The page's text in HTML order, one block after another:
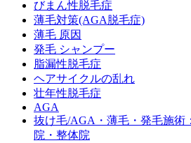
びまん性脱毛症
薄毛対策(AGA脱毛症)
薄毛 原因
発毛 シャンプー
脂漏性脱毛症
ヘアサイクルの乱れ
壮年性脱毛症
AGA
抜け毛/AGA・薄毛・発毛施術
院・整体院